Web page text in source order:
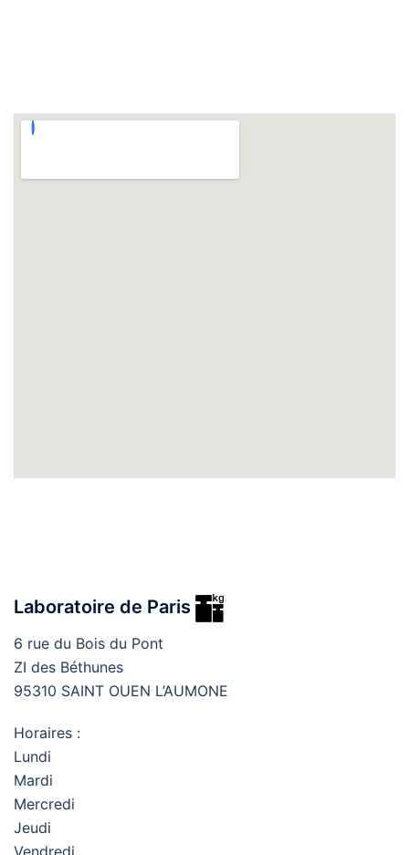
Laboratoire de Paris
6 rue du Bois du Pont
ZI des Béthunes
95310 SAINT OUEN L’AUMONE
Horaires :
Lundi
Mardi
Mercredi
Jeudi
Vendredi